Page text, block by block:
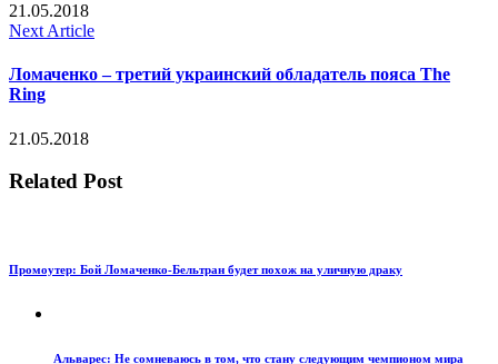
21.05.2018
Next Article
Ломаченко – третий украинский обладатель пояса The
Ring
21.05.2018
Related Post
Промоутер: Бой Ломаченко-Бельтран будет похож на уличную драку
Альварес: Не сомневаюсь в том, что стану следующим чемпионом мира